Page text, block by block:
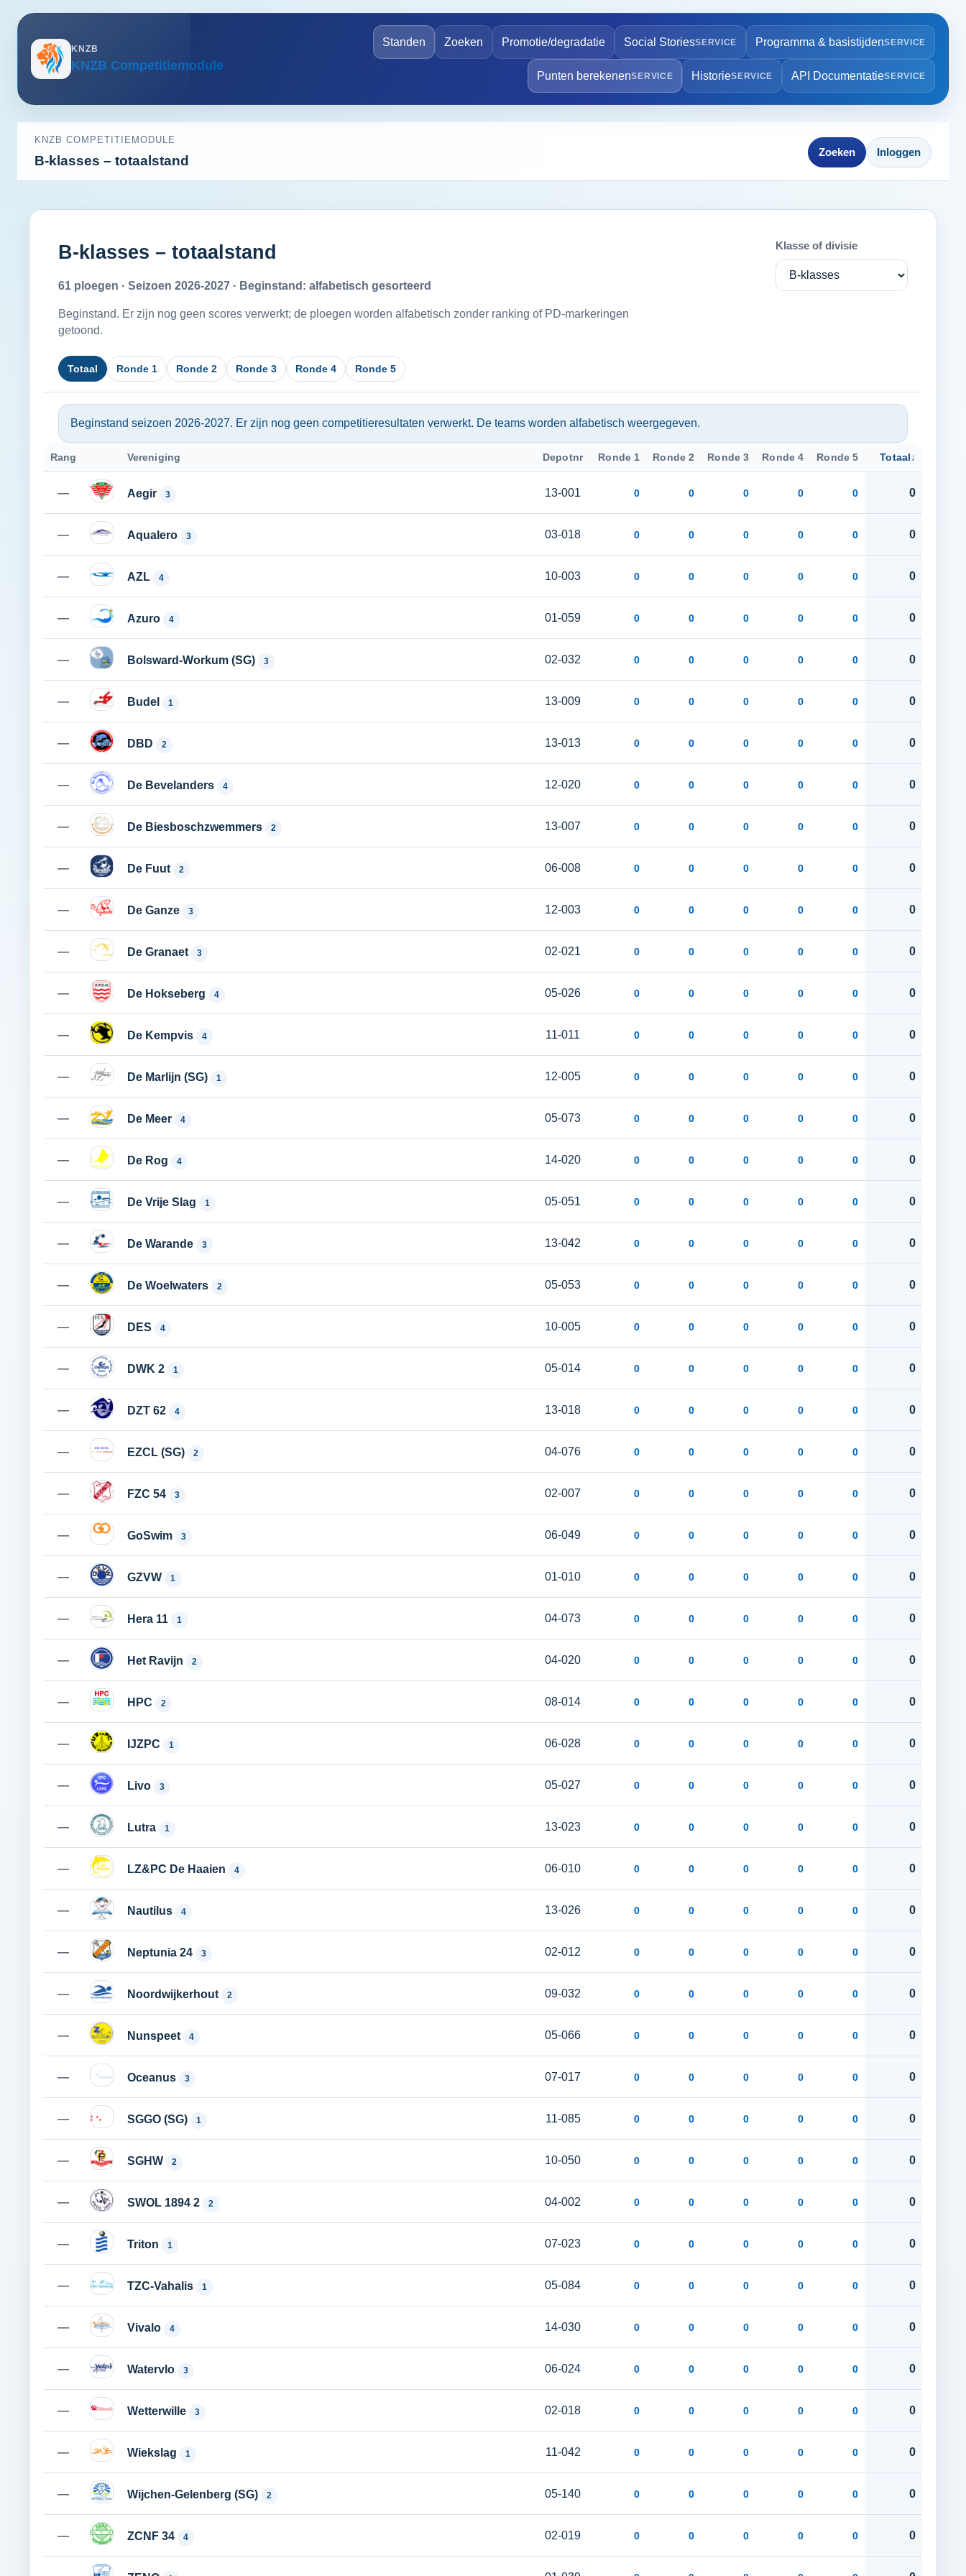
KNZB
KNZB Competitiemodule
Standen Zoeken Promotie/degradatie Social Stories Programma & basistijden
Punten berekenen Historie API Documentatie
KNZB COMPETITIEMODULE
B-klasses – totaalstand
Zoeken Inloggen
B-klasses – totaalstand
61 ploegen · Seizoen 2026-2027 · Beginstand: alfabetisch gesorteerd
Beginstand. Er zijn nog geen scores verwerkt; de ploegen worden alfabetisch zonder ranking of PD-markeringen
getoond.
Totaal Ronde 1 Ronde 2 Ronde 3 Ronde 4 Ronde 5
Klasse of divisie
Beginstand seizoen 2026-2027. Er zijn nog geen competitieresultaten verwerkt. De teams worden alfabetisch weergegeven.
Rang Vereniging Depotnr Ronde 1 Ronde 2 Ronde 3 Ronde 4 Ronde 5 Totaal↓
— Aegir 3 13-001 0 0 0 0 0 0
— Aqualero 3 03-018 0 0 0 0 0 0
— AZL 4 10-003 0 0 0 0 0 0
— Azuro 4 01-059 0 0 0 0 0 0
— Bolsward-Workum (SG) 3 02-032 0 0 0 0 0 0
— Budel 1 13-009 0 0 0 0 0 0
— DBD 2 13-013 0 0 0 0 0 0
— De Bevelanders 4 12-020 0 0 0 0 0 0
— De Biesboschzwemmers 2 13-007 0 0 0 0 0 0
— De Fuut 2 06-008 0 0 0 0 0 0
— De Ganze 3 12-003 0 0 0 0 0 0
— De Granaet 3 02-021 0 0 0 0 0 0
— De Hokseberg 4 05-026 0 0 0 0 0 0
— De Kempvis 4 11-011 0 0 0 0 0 0
— De Marlijn (SG) 1 12-005 0 0 0 0 0 0
— De Meer 4 05-073 0 0 0 0 0 0
— De Rog 4 14-020 0 0 0 0 0 0
— De Vrije Slag 1 05-051 0 0 0 0 0 0
— De Warande 3 13-042 0 0 0 0 0 0
— De Woelwaters 2 05-053 0 0 0 0 0 0
— DES 4 10-005 0 0 0 0 0 0
— DWK 2 1 05-014 0 0 0 0 0 0
— DZT 62 4 13-018 0 0 0 0 0 0
— EZCL (SG) 2 04-076 0 0 0 0 0 0
— FZC 54 3 02-007 0 0 0 0 0 0
— GoSwim 3 06-049 0 0 0 0 0 0
— GZVW 1 01-010 0 0 0 0 0 0
— Hera 11 1 04-073 0 0 0 0 0 0
— Het Ravijn 2 04-020 0 0 0 0 0 0
— HPC 2 08-014 0 0 0 0 0 0
— IJZPC 1 06-028 0 0 0 0 0 0
— Livo 3 05-027 0 0 0 0 0 0
— Lutra 1 13-023 0 0 0 0 0 0
— LZ&PC De Haaien 4 06-010 0 0 0 0 0 0
— Nautilus 4 13-026 0 0 0 0 0 0
— Neptunia 24 3 02-012 0 0 0 0 0 0
— Noordwijkerhout 2 09-032 0 0 0 0 0 0
— Nunspeet 4 05-066 0 0 0 0 0 0
— Oceanus 3 07-017 0 0 0 0 0 0
— SGGO (SG) 1 11-085 0 0 0 0 0 0
— SGHW 2 10-050 0 0 0 0 0 0
— SWOL 1894 2 2 04-002 0 0 0 0 0 0
— Triton 1 07-023 0 0 0 0 0 0
— TZC-Vahalis 1 05-084 0 0 0 0 0 0
— Vivalo 4 14-030 0 0 0 0 0 0
— Watervlo 3 06-024 0 0 0 0 0 0
— Wetterwille 3 02-018 0 0 0 0 0 0
— Wiekslag 1 11-042 0 0 0 0 0 0
— Wijchen-Gelenberg (SG) 2 05-140 0 0 0 0 0 0
— ZCNF 34 4 02-019 0 0 0 0 0 0